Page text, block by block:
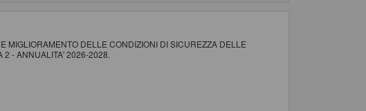
DELLE CONDIZIONI DI SICUREZZA DELLE
2 - ANNUALITA' 2026-2028.